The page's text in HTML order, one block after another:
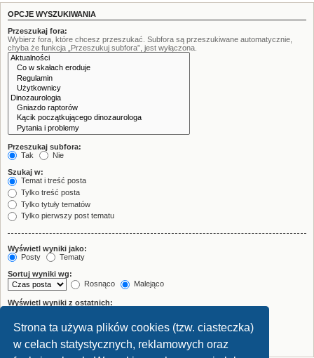
Strona ta używa plików cookies (tzw. ciasteczka)
w celach statystycznych, reklamowych oraz
OPCJE WYSZUKIWANIA
Przeszukaj fora:
Wybierz fora, które chcesz przeszukać. Subfora są przeszukiwane automatycznie,
chyba że funkcja „Przeszukuj subfora”, jest wyłączona.
Przeszukaj subfora:
Tak
Nie
Szukaj w:
Temat i treść posta
Tylko treść posta
Tylko tytuły tematów
Tylko pierwszy post tematu
Wyświetl wyniki jako:
Posty
Tematy
Sortuj wyniki wg:
Rosnąco
Malejąco
Wyświetl wyniki z ostatnich:
Wyświetl pierwsze:
znaków w poście